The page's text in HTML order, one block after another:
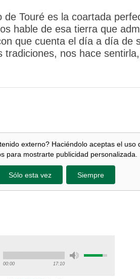
de Touré es la coartada
hable de esa tierra que
que cuenta el día a día de
tradiciones, nos hace
externo? Haciéndolo aceptas el uso
para mostrarte publicidad personalizada.
Sólo esta vez Siempre
00:00 17:10